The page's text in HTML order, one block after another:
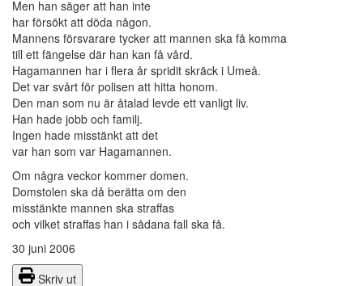
Men han säger att han inte
har försökt att döda någon.
Mannens försvarare tycker att mannen ska få komma
till ett fängelse där han kan få vård.
Hagamannen har i flera år spridit skräck i Umeå.
Det var svårt för polisen att hitta honom.
Den man som nu är åtalad levde ett vanligt liv.
Han hade jobb och familj.
Ingen hade misstänkt att det
var han som var Hagamannen.
Om några veckor kommer domen.
Domstolen ska då berätta om den
misstänkte mannen ska straffas
och vilket straffas han i sådana fall ska få.
30 juni 2006
Skriv ut